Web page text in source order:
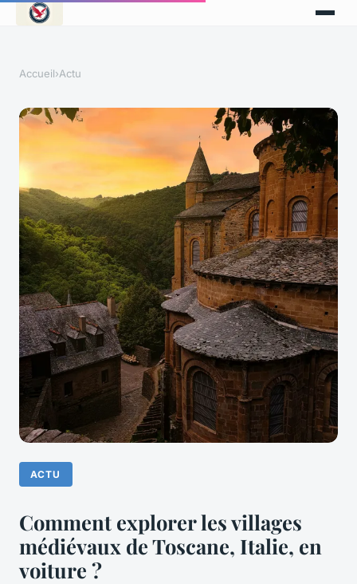
Accueil›Actu
ACTU
Comment explorer les villages
médiévaux de Toscane, Italie, en
voiture ?